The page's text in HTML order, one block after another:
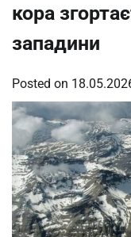
кора
западини
Posted on